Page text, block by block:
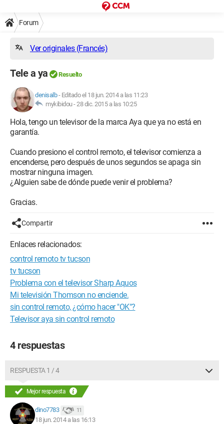
Forum
Ver originales (Francés)
Tele a ya Resuelto
denisalb- Editado el 18 jun. 2014 a las 11:23
mykibidou -28 dic. 2015 a las 10:25
Hola, tengo un televisor de la marca Aya que ya no está en
garantía.
Cuando presiono el control remoto, el televisor comienza a
encenderse, pero después de unos segundos se apaga sin
mostrar ninguna imagen.
¿Alguien sabe de dónde puede venir el problema?
Gracias.
Compartir
Enlaces relacionados:
control remoto tv tucson
tv tucson
Problema con el televisor Sharp Aquos
Mi televisión Thomson no enciende.
sin control remoto, ¿cómo hacer "OK"?
Televisor aya sin control remoto
4 respuestas
RESPUESTA 1 / 4
Mejor respuesta
dino7783 11
18 jun. 2014 a las 16:13